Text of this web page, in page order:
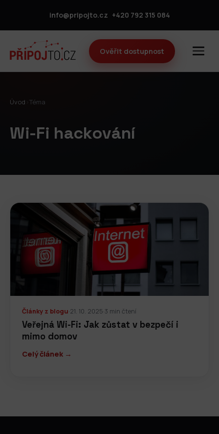
info@pripojto.cz +420 792 315 084
Ověřit dostupnost
Úvod Téma
Wi-Fi hackování
Články z blogu·21. 10. 2025·3 min čtení
Veřejná Wi-Fi: Jak zůstat v bezpečí i
mimo domov
Celý článek →